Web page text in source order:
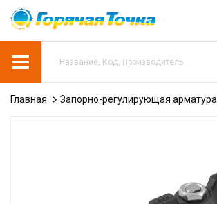
Главная Запорно-регулирующая арматура